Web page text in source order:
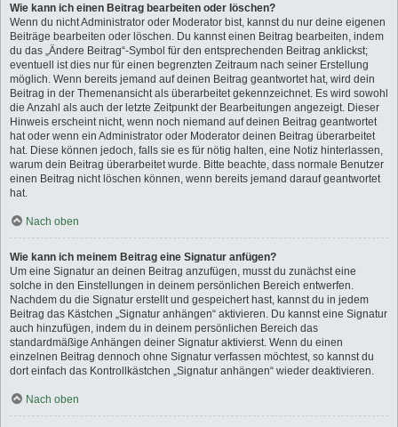
Wie kann ich einen Beitrag bearbeiten oder löschen?
Wenn du nicht Administrator oder Moderator bist, kannst du nur deine eigenen
Beiträge bearbeiten oder löschen. Du kannst einen Beitrag bearbeiten, indem
du das „Ändere Beitrag“-Symbol für den entsprechenden Beitrag anklickst;
eventuell ist dies nur für einen begrenzten Zeitraum nach seiner Erstellung
möglich. Wenn bereits jemand auf deinen Beitrag geantwortet hat, wird dein
Beitrag in der Themenansicht als überarbeitet gekennzeichnet. Es wird sowohl
die Anzahl als auch der letzte Zeitpunkt der Bearbeitungen angezeigt. Dieser
Hinweis erscheint nicht, wenn noch niemand auf deinen Beitrag geantwortet
hat oder wenn ein Administrator oder Moderator deinen Beitrag überarbeitet
hat. Diese können jedoch, falls sie es für nötig halten, eine Notiz hinterlassen,
warum dein Beitrag überarbeitet wurde. Bitte beachte, dass normale Benutzer
einen Beitrag nicht löschen können, wenn bereits jemand darauf geantwortet
hat.
Nach oben
Wie kann ich meinem Beitrag eine Signatur anfügen?
Um eine Signatur an deinen Beitrag anzufügen, musst du zunächst eine
solche in den Einstellungen in deinem persönlichen Bereich entwerfen.
Nachdem du die Signatur erstellt und gespeichert hast, kannst du in jedem
Beitrag das Kästchen „Signatur anhängen“ aktivieren. Du kannst eine Signatur
auch hinzufügen, indem du in deinem persönlichen Bereich das
standardmäßige Anhängen deiner Signatur aktivierst. Wenn du einen
einzelnen Beitrag dennoch ohne Signatur verfassen möchtest, so kannst du
dort einfach das Kontrollkästchen „Signatur anhängen“ wieder deaktivieren.
Nach oben